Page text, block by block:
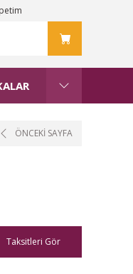
ÖNCEKİ SAYFA
Taksitleri Gör